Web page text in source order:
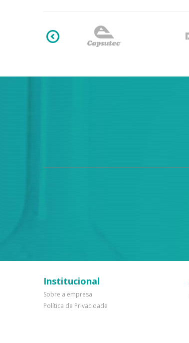
Institucional
Sobre a empresa
Política de Privacidade